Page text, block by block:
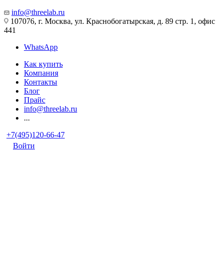
info@threelab.ru
107076, г. Москва, ул. Краснобогатырская, д. 89 стр. 1, офис
441
WhatsApp
Как купить
Компания
Контакты
Блог
Прайс
info@threelab.ru
...
+7(495)120-66-47
Войти